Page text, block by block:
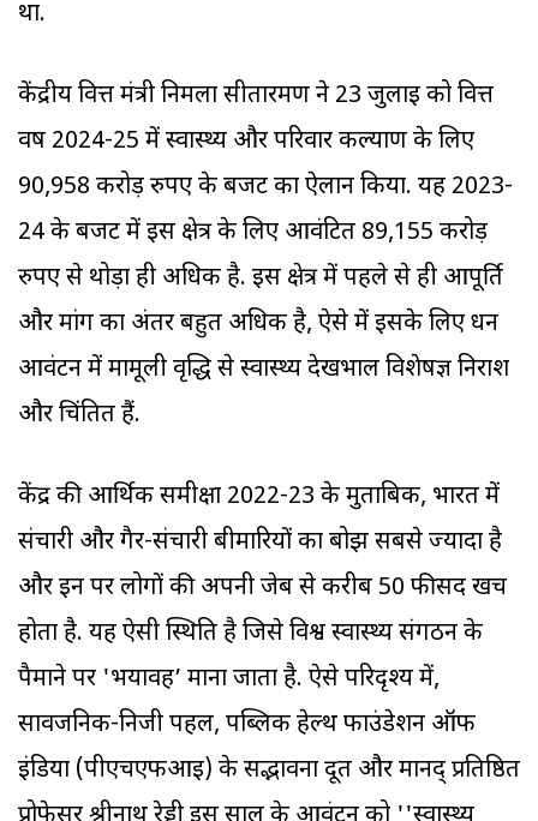
था.
केंद्रीय वित्त मंत्री निर्मला सीतारमण ने 23 जुलाई को वित्त
वर्ष 2024-25 में स्वास्थ्य और परिवार कल्याण के लिए
90,958 करोड़ रुपए के बजट का ऐलान किया. यह 2023-
24 के बजट में इस क्षेत्र के लिए आवंटित 89,155 करोड़
रुपए से थोड़ा ही अधिक है. इस क्षेत्र में पहले से ही आपूर्ति
और मांग का अंतर बहुत अधिक है, ऐसे में इसके लिए धन
आवंटन में मामूली वृद्धि से स्वास्थ्य देखभाल विशेषज्ञ निराश
और चिंतित हैं.
केंद्र की आर्थिक समीक्षा 2022-23 के मुताबिक, भारत में
संचारी और गैर-संचारी बीमारियों का बोझ सबसे ज्यादा है
और इन पर लोगों की अपनी जेब से करीब 50 फीसद खर्च
होता है. यह ऐसी स्थिति है जिसे विश्व स्वास्थ्य संगठन के
पैमाने पर 'भयावह’ माना जाता है. ऐसे परिदृश्य में,
सार्वजनिक-निजी पहल, पब्लिक हेल्थ फाउंडेशन ऑफ
इंडिया (पीएचएफआइ) के सद्भावना दूत और मानद् प्रतिष्ठित